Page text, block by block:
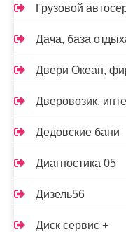
Грузовой
Дача, база
Двери Океан,
Дверовозик,
Дедовские бани
Диагностика 05
Дизель56
Диск сервис +